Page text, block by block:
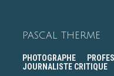
PASCAL THERME
PHOTOGRAPHE
JOURNALISTE CRITIQUE